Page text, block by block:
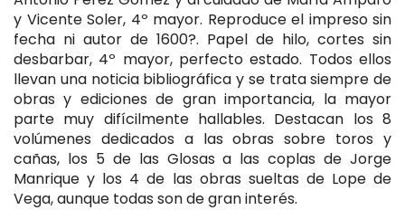
y Vicente Soler, 4º mayor. Reproduce el impreso sin
fecha ni autor de 1600?. Papel de hilo, cortes sin
desbarbar, 4º mayor, perfecto estado. Todos ellos
llevan una noticia bibliográfica y se trata siempre de
obras y ediciones de gran importancia, la mayor
parte muy difícilmente hallables. Destacan los 8
volúmenes dedicados a las obras sobre toros y
cañas, los 5 de las Glosas a las coplas de Jorge
Manrique y los 4 de las obras sueltas de Lope de
Vega, aunque todas son de gran interés.